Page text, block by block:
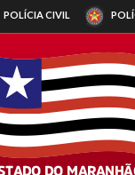
POLÍCIA CIVIL